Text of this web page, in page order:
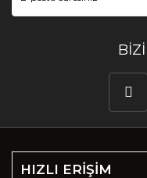
HIZLI ERİŞİM